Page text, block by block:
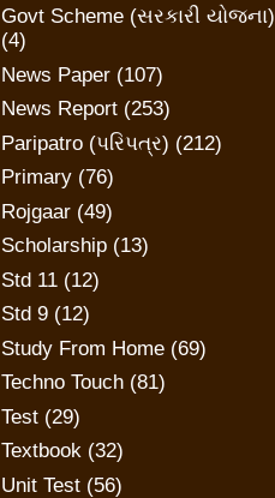
Govt Scheme (સરકારી યોજના)
(4)
News Paper (107)
News Report (253)
Paripatro (પરિપત્ર) (212)
Primary (76)
Rojgaar (49)
Scholarship (13)
Std 11 (12)
Std 9 (12)
Study From Home (69)
Techno Touch (81)
Test (29)
Textbook (32)
Unit Test (56)